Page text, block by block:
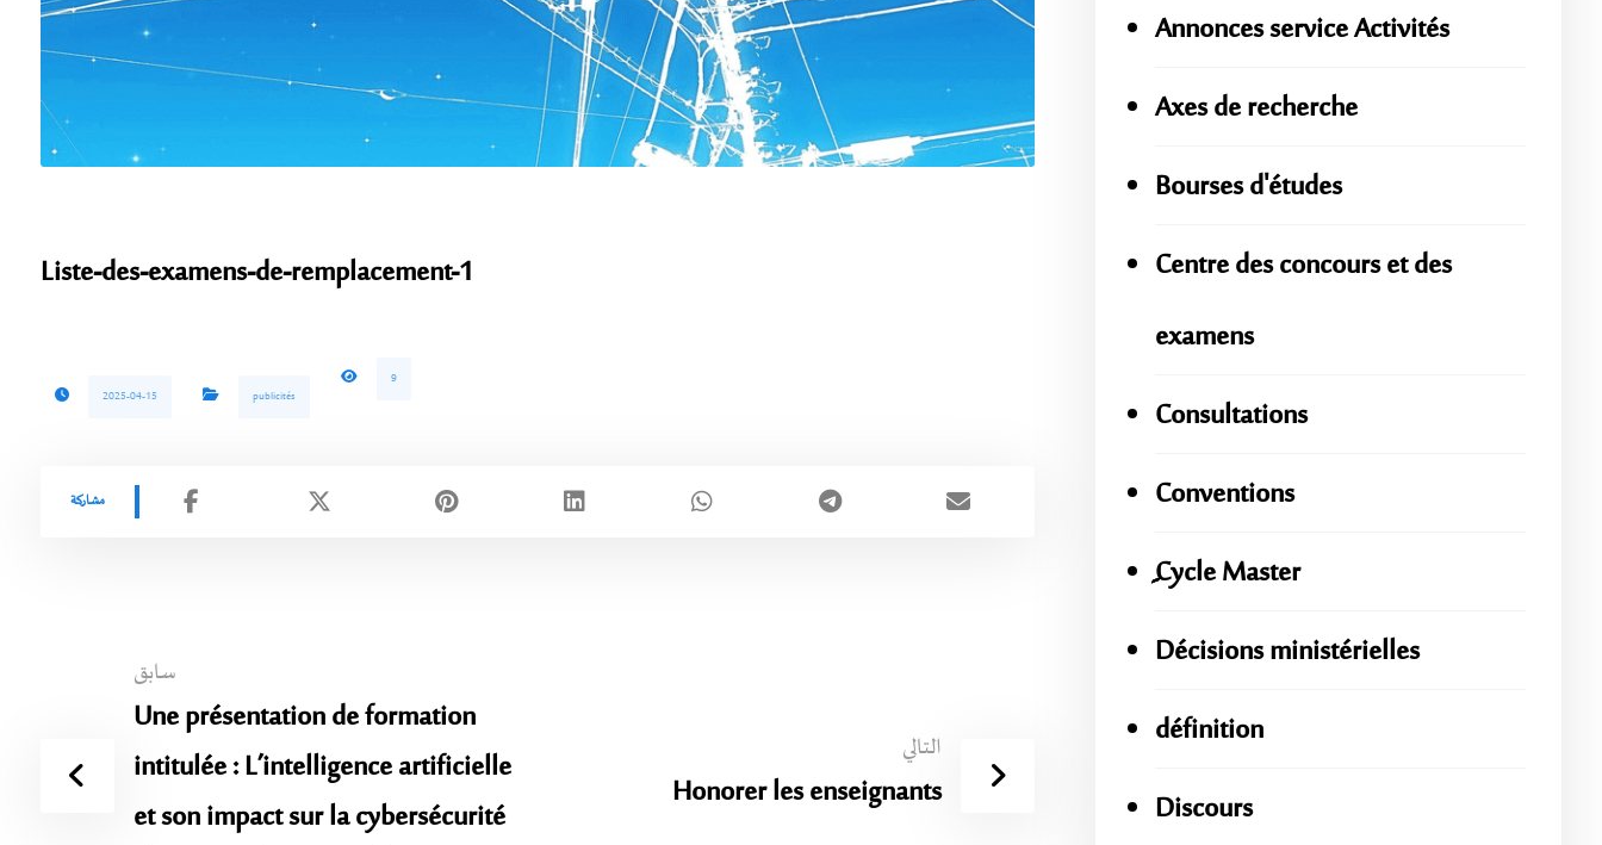
Liste-des-examens-de-remplacement-1
2025-04-15 publicités
9
سابق
Une présentation de formation
intitulée : L’intelligence artificielle
et son impact sur la cybersécurité
التالي
Honorer les enseignants
Annonces service Activités
Axes de recherche
Bourses d'études
Centre des concours et des
examens
Consultations
Conventions
ِِِCycle Master
Décisions ministérielles
définition
Discours